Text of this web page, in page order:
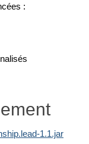
:
1.1.jar